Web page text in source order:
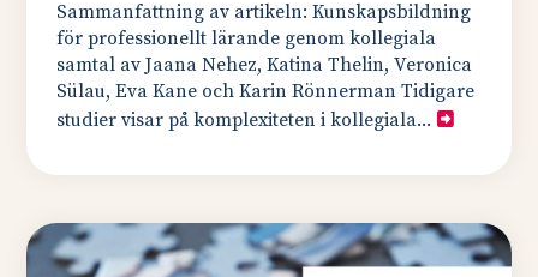
Sammanfattning av artikeln: Kunskapsbildning
för professionellt lärande genom kollegiala
samtal av Jaana Nehez, Katina Thelin, Veronica
Sülau, Eva Kane och Karin Rönnerman Tidigare
studier visar på komplexiteten i kollegiala...